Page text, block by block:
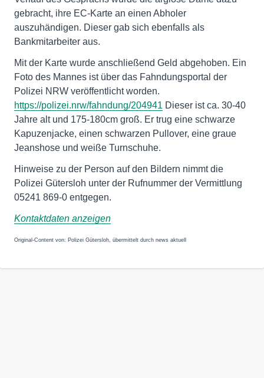
gebracht, ihre EC-Karte an einen Abholer
auszuhändigen. Dieser gab sich ebenfalls als
Bankmitarbeiter aus.
Mit der Karte wurde anschließend Geld abgehoben. Ein
Foto des Mannes ist über das Fahndungsportal der
Polizei NRW veröffentlicht worden.
https://polizei.nrw/fahndung/204941 Dieser ist ca. 30-40
Jahre alt und 175-180cm groß. Er trug eine schwarze
Kapuzenjacke, einen schwarzen Pullover, eine graue
Jeanshose und weiße Turnschuhe.
Hinweise zu der Person auf den Bildern nimmt die
Polizei Gütersloh unter der Rufnummer der Vermittlung
05241 869-0 entgegen.
Kontaktdaten anzeigen
Original-Content von: Polizei Gütersloh, übermittelt durch news aktuell